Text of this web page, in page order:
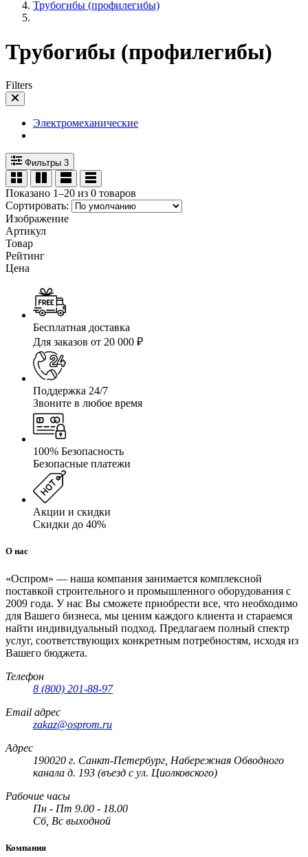
Трубогибы (профилегибы)
Трубогибы (профилегибы)
Filters
Электромеханические
Фильтры 3
Показано 1–20 из 0 товаров
Сортировать:
Изображение
Артикул
Товар
Рейтинг
Цена
Бесплатная доставка
Для заказов от 20 000 ₽
Поддержка 24/7
Звоните в любое время
100% Безопасность
Безопасные платежи
Акции и скидки
Скидки до 40%
О нас
«Оспром» — наша компания занимается комплексной
поставкой строительного и промышленного оборудования с
2009 года. У нас Вы сможете приобрести все, что необходимо
для Вашего бизнеса, мы ценим каждого клиента и стараемся
найти индивидуальный подход. Предлагаем полный спектр
услуг, соответствующих конкретным потребностям, исходя из
Вашего бюджета.
Телефон
8 (800) 201-88-97
Email адрес
zakaz@osprom.ru
Адрес
190020 г. Санкт-Петербург, Набережная Обводного
канала д. 193 (въезд с ул. Циолковского)
Рабочие часы
Пн - Пт 9.00 - 18.00
Сб, Вс выходной
Компания